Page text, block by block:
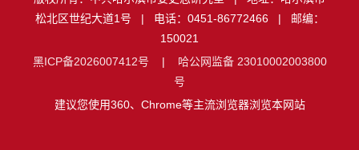
松北区世纪大道1号 | 电话：0451-86772466 | 邮编：
150021
黑ICP备2026007412号 | 哈公网监备 23010002003800
号
建议您使用360、Chrome等主流浏览器浏览本网站